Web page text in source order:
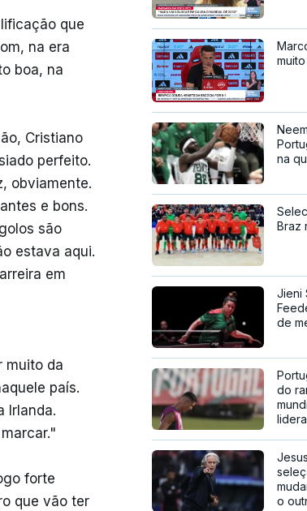
que
na era
boa, na
Cristiano
perfeito.
obviamente.
e bons.
são
estava aqui.
em
muito da
país.
Irlanda.
forte
que vão ter
na
Braz
Jieni
de
do
o